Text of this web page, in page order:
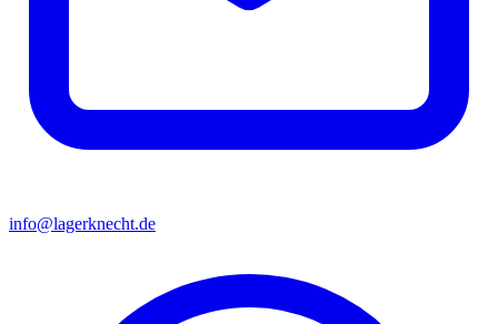
info@lagerknecht.de